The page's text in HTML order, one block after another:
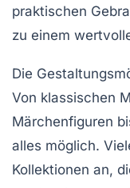
praktischen
zu einem
Die
Von klassischen
Märchenfiguren
alles möglich.
Kollektionen an,